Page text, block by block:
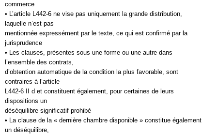
commerce
• L’article L442-6 ne vise pas uniquement la grande distribution,
laquelle n’est pas
mentionnée expressément par le texte, ce qui est confirmé par la
jurisprudence
• Les clauses, présentes sous une forme ou une autre dans
l’ensemble des contrats,
d’obtention automatique de la condition la plus favorable, sont
contraires à l’article
L442-6 II d et constituent également, pour certaines de leurs
dispositions un
déséquilibre significatif prohibé
• La clause de la « dernière chambre disponible » constitue également
un déséquilibre,